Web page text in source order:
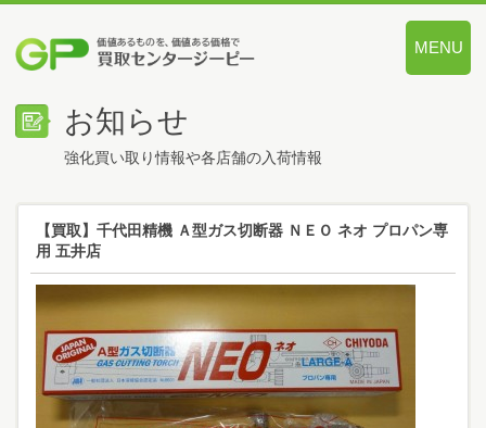
MENU
お知らせ
強化買い取り情報や各店舗の入荷情報
【買取】千代田精機 Ａ型ガス切断器 ＮＥＯ ネオ プロパン専
用 五井店